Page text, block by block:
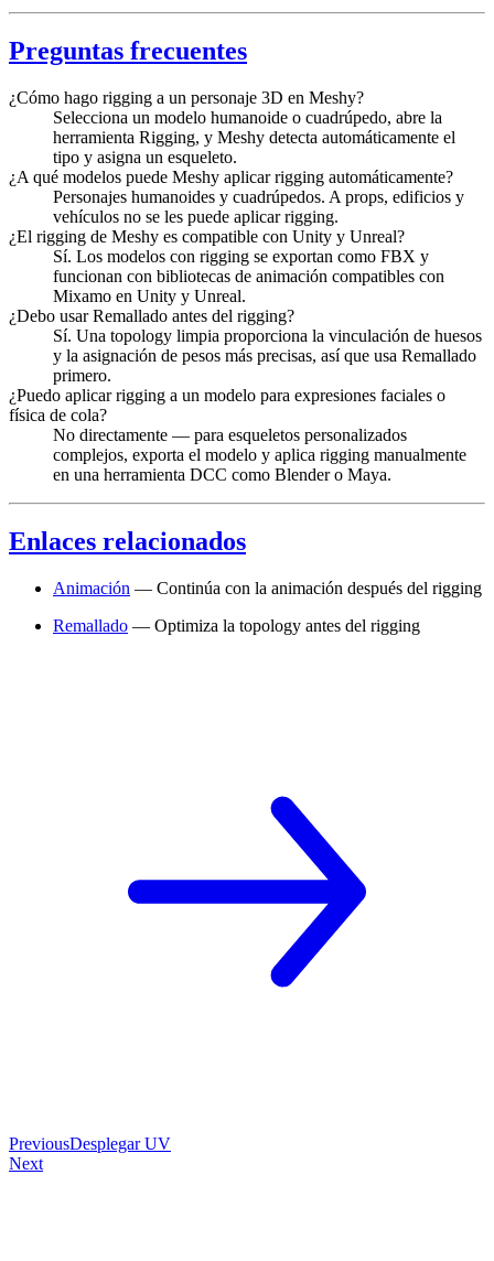
Preguntas frecuentes
¿Cómo hago rigging a un personaje 3D en Meshy?
Selecciona un modelo humanoide o cuadrúpedo, abre la
herramienta Rigging, y Meshy detecta automáticamente el
tipo y asigna un esqueleto.
¿A qué modelos puede Meshy aplicar rigging automáticamente?
Personajes humanoides y cuadrúpedos. A props, edificios y
vehículos no se les puede aplicar rigging.
¿El rigging de Meshy es compatible con Unity y Unreal?
Sí. Los modelos con rigging se exportan como FBX y
funcionan con bibliotecas de animación compatibles con
Mixamo en Unity y Unreal.
¿Debo usar Remallado antes del rigging?
Sí. Una topology limpia proporciona la vinculación de huesos
y la asignación de pesos más precisas, así que usa Remallado
primero.
¿Puedo aplicar rigging a un modelo para expresiones faciales o
física de cola?
No directamente — para esqueletos personalizados
complejos, exporta el modelo y aplica rigging manualmente
en una herramienta DCC como Blender o Maya.
Enlaces relacionados
Animación — Continúa con la animación después del rigging
Remallado — Optimiza la topology antes del rigging
PreviousDesplegar UV
Next